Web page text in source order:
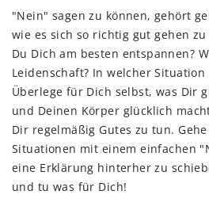
"Nein" sagen zu können, gehört
wie es sich so richtig gut gehen
Du Dich am besten entspannen?
Leidenschaft? In welcher
Überlege für Dich selbst, was Dir
und Deinen Körper glücklich
Dir regelmäßig Gutes zu tun.
Situationen mit einem einfachen
eine Erklärung hinterher zu
und tu was für Dich!